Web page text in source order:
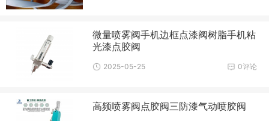
微量喷雾阀手机边框点漆阀树脂手机粘
光漆点胶阀
0评论
2025-05-25
高频喷雾阀点胶阀三防漆气动喷胶阀